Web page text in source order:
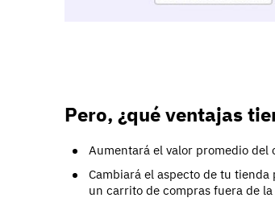
Pero, ¿qué ventajas
Aumentará el valor promedio del
Cambiará el aspecto de tu
un carrito de compras fuera de